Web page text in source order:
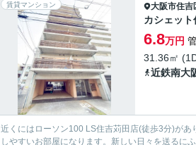
賃貸マンション 大阪市住吉
カシェット
6.8万円
31.36㎡
近鉄南大
近くにはローソン100 LS住吉苅田店(徒歩3分)が
しやすいお部屋になります。新しい日々を送るに